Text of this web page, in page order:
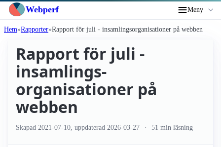
Webperf Meny
Hem Rapporter Rapport för juli - insamlings­organisationer på webben
Rapport för juli -
insamlings­
organisationer på
webben
Skapad 2021-07-10 , uppdaterad 2026-03-27 51 min läsning